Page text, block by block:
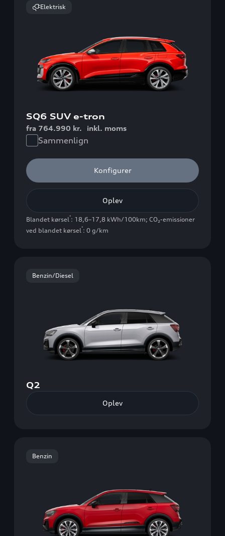
Elektrisk
SQ6 SUV e-tron
fra 764.990 kr. inkl. moms
Sammenlign
Konfigurer
Oplev
Blandet kørsel*: 18,6–17,8 kWh/100km; CO₂-emissioner
ved blandet kørsel*: 0 g/km
Benzin/Diesel
Q2
Oplev
Benzin